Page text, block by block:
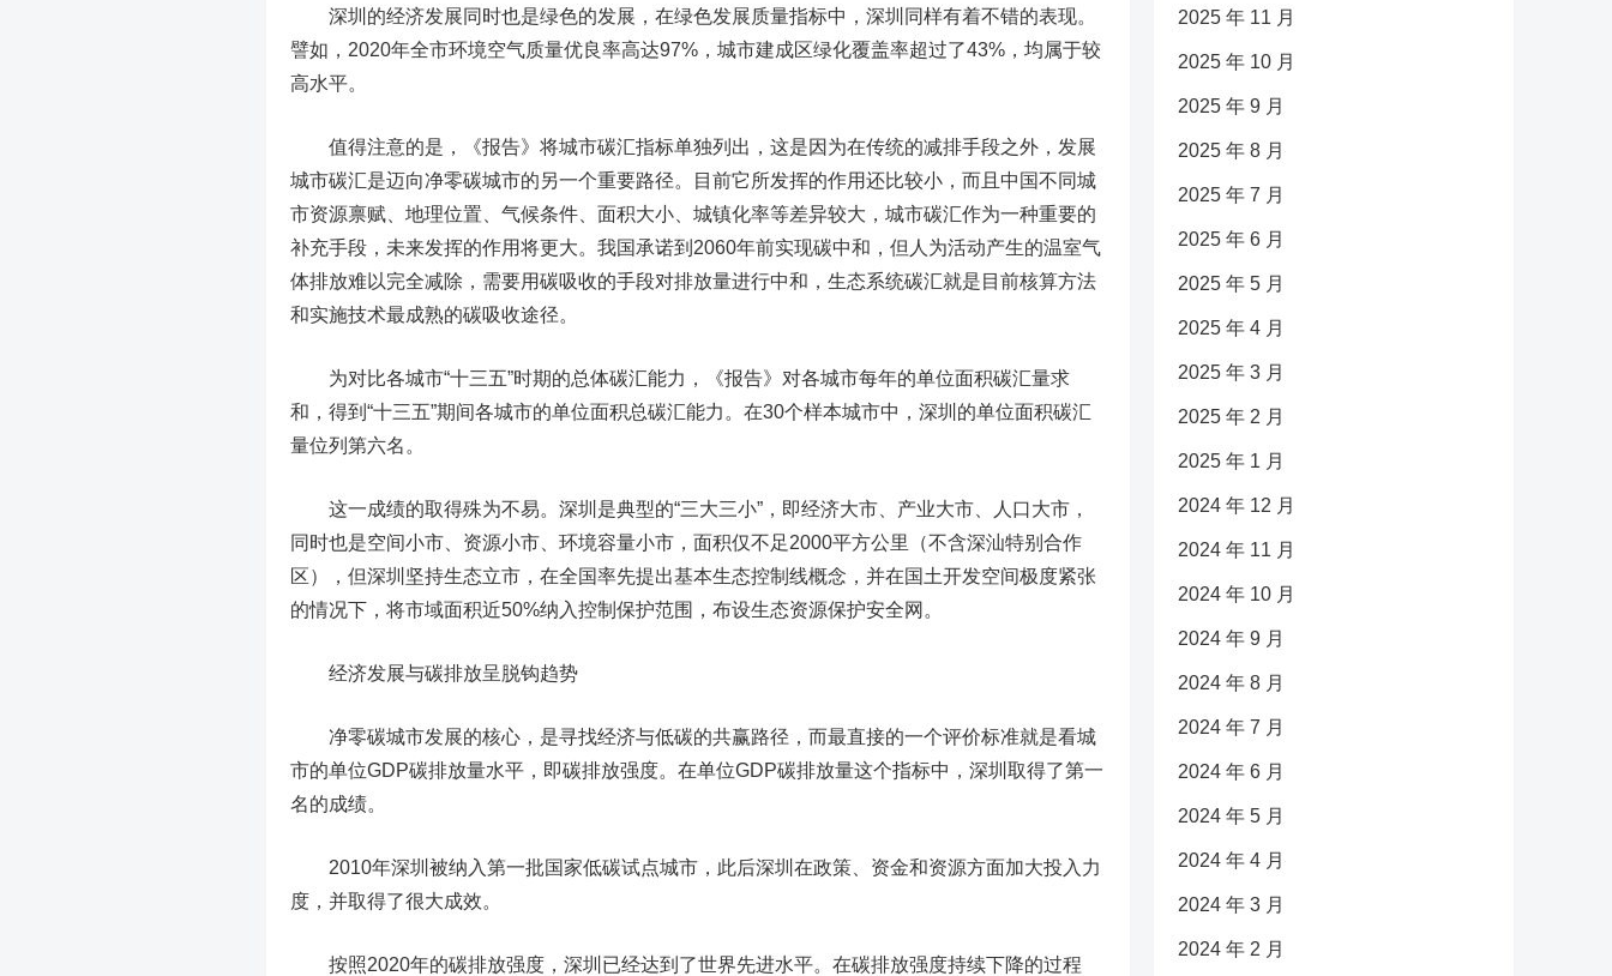
深圳的经济发展同时也是绿色的发展，在绿色发展质量指标中，深圳同样有着不错的表现。
譬如，2020年全市环境空气质量优良率高达97%，城市建成区绿化覆盖率超过了43%，均属于较
高水平。
值得注意的是，《报告》将城市碳汇指标单独列出，这是因为在传统的减排手段之外，发展
城市碳汇是迈向净零碳城市的另一个重要路径。目前它所发挥的作用还比较小，而且中国不同城
市资源禀赋、地理位置、气候条件、面积大小、城镇化率等差异较大，城市碳汇作为一种重要的
补充手段，未来发挥的作用将更大。我国承诺到2060年前实现碳中和，但人为活动产生的温室气
体排放难以完全减除，需要用碳吸收的手段对排放量进行中和，生态系统碳汇就是目前核算方法
和实施技术最成熟的碳吸收途径。
为对比各城市“十三五”时期的总体碳汇能力，《报告》对各城市每年的单位面积碳汇量求
和，得到“十三五”期间各城市的单位面积总碳汇能力。在30个样本城市中，深圳的单位面积碳汇
量位列第六名。
这一成绩的取得殊为不易。深圳是典型的“三大三小”，即经济大市、产业大市、人口大市，
同时也是空间小市、资源小市、环境容量小市，面积仅不足2000平方公里（不含深汕特别合作
区），但深圳坚持生态立市，在全国率先提出基本生态控制线概念，并在国土开发空间极度紧张
的情况下，将市域面积近50%纳入控制保护范围，布设生态资源保护安全网。
经济发展与碳排放呈脱钩趋势
净零碳城市发展的核心，是寻找经济与低碳的共赢路径，而最直接的一个评价标准就是看城
市的单位GDP碳排放量水平，即碳排放强度。在单位GDP碳排放量这个指标中，深圳取得了第一
名的成绩。
2010年深圳被纳入第一批国家低碳试点城市，此后深圳在政策、资金和资源方面加大投入力
度，并取得了很大成效。
按照2020年的碳排放强度，深圳已经达到了世界先进水平。在碳排放强度持续下降的过程
2025 年 11 月
2025 年 10 月
2025 年 9 月
2025 年 8 月
2025 年 7 月
2025 年 6 月
2025 年 5 月
2025 年 4 月
2025 年 3 月
2025 年 2 月
2025 年 1 月
2024 年 12 月
2024 年 11 月
2024 年 10 月
2024 年 9 月
2024 年 8 月
2024 年 7 月
2024 年 6 月
2024 年 5 月
2024 年 4 月
2024 年 3 月
2024 年 2 月